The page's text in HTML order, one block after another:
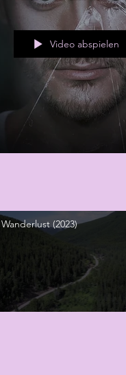
Video abspielen
Wanderlust (2023)